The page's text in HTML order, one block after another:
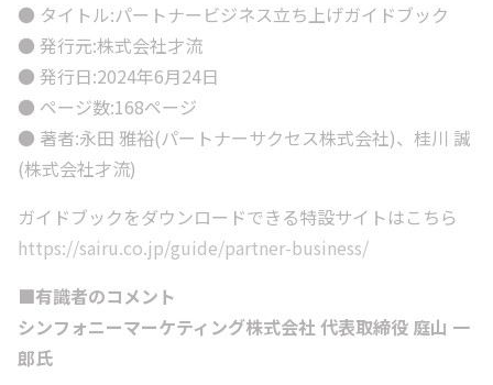
● タイトル:パートナービジネス立ち上げガイドブック
● 発行元:株式会社才流
● 発行日:2024年6月24日
● ページ数:168ページ
● 著者:永田 雅裕(パートナーサクセス株式会社)、桂川 誠
(株式会社才流)
ガイドブックをダウンロードできる特設サイトはこちら
https://sairu.co.jp/guide/partner-business/
■有識者のコメント
シンフォニーマーケティング株式会社 代表取締役 庭山 一
郎氏